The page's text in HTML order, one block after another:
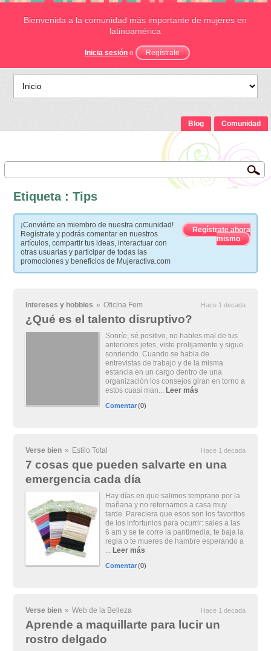
Bienvenida a la comunidad más importante de mujeres en
latinoamérica
Inicia sesión o Regístrate
Blog Comunidad
Etiqueta : Tips
¡Conviérte en miembro de nuestra comunidad!
Regístrate y podrás comentar en nuestros
artículos, compartir tus ideas, interactuar con
otras usuarias y participar de todas las
promociones y beneficios de Mujeractiva.com
Regístrate ahora
mismo
Intereses y hobbies » Oficina Fem Hace 1 decada
¿Qué es el talento disruptivo?
Sonríe, sé positivo, no hables mal de tus
anteriores jefes, viste prolijamente y sigue
sonriendo. Cuando se habla de
entrevistas de trabajo y de la misma
estancia en un cargo dentro de una
organización los consejos giran en torno a
estos cuasi man... Leer más
Comentar(0)
Verse bien » Estilo Total Hace 1 decada
7 cosas que pueden salvarte en una
emergencia cada día
Hay días en que salimos temprano por la
mañana y no retornamos a casa muy
tarde. Pareciera que esos son los favoritos
de los infortunios para ocurrir: sales a las
6 am y se te corre la pantimedia, te baja la
regla o te mueres de hambre esperando a
... Leer más
Comentar(0)
Verse bien » Web de la Belleza Hace 1 decada
Aprende a maquillarte para lucir un
rostro delgado